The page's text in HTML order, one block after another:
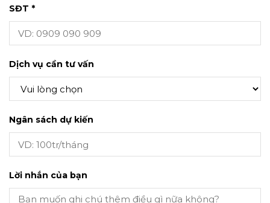
SĐT *
Dịch vụ cần tư vấn
Ngân sách dự kiến
Lời nhắn của bạn